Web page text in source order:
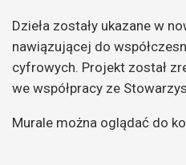
Dzieła zostały ukazane w
nawiązującej do
cyfrowych. Projekt został
we współpracy ze
Murale można oglądać do